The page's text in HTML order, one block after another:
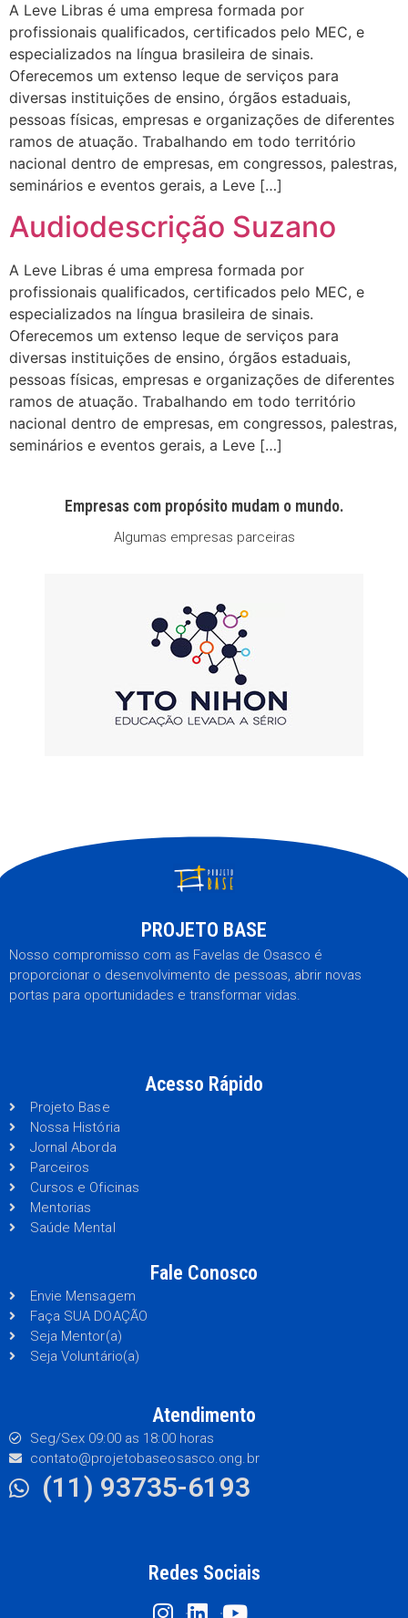
A Leve Libras é uma empresa formada por
profissionais qualificados, certificados pelo MEC, e
especializados na língua brasileira de sinais.
Oferecemos um extenso leque de serviços para
diversas instituições de ensino, órgãos estaduais,
pessoas físicas, empresas e organizações de diferentes
ramos de atuação. Trabalhando em todo território
nacional dentro de empresas, em congressos, palestras,
seminários e eventos gerais, a Leve […]
Audiodescrição Suzano
A Leve Libras é uma empresa formada por
profissionais qualificados, certificados pelo MEC, e
especializados na língua brasileira de sinais.
Oferecemos um extenso leque de serviços para
diversas instituições de ensino, órgãos estaduais,
pessoas físicas, empresas e organizações de diferentes
ramos de atuação. Trabalhando em todo território
nacional dentro de empresas, em congressos, palestras,
seminários e eventos gerais, a Leve […]
Empresas com propósito mudam o mundo.
Algumas empresas parceiras
PROJETO BASE
Nosso compromisso com as Favelas de Osasco é
proporcionar o desenvolvimento de pessoas, abrir novas
portas para oportunidades e transformar vidas.
Acesso Rápido
Projeto Base
Nossa História
Jornal Aborda
Parceiros
Cursos e Oficinas
Mentorias
Saúde Mental
Fale Conosco
Envie Mensagem
Faça SUA DOAÇÃO
Seja Mentor(a)
Seja Voluntário(a)
Atendimento
Seg/Sex 09:00 as 18:00 horas
contato@projetobaseosasco.ong.br
(11) 93735-6193
Redes Sociais